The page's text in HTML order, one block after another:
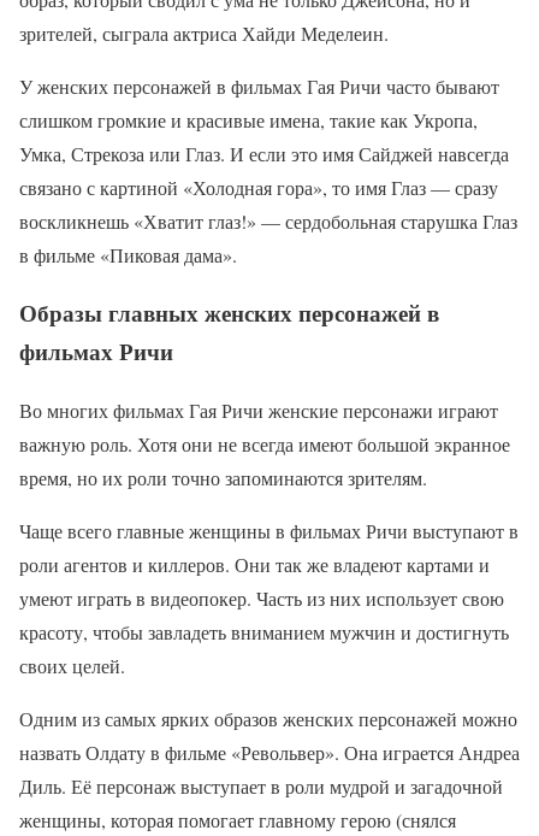
зрителей, сыграла актриса Хайди Меделеин.
У женских персонажей в фильмах Гая Ричи часто бывают
слишком громкие и красивые имена, такие как Укропа,
Умка, Стрекоза или Глаз. И если это имя Сайджей навсегда
связано с картиной «Холодная гора», то имя Глаз — сразу
воскликнешь «Хватит глаз!» — сердобольная старушка Глаз
в фильме «Пиковая дама».
Образы главных женских персонажей в
фильмах Ричи
Во многих фильмах Гая Ричи женские персонажи играют
важную роль. Хотя они не всегда имеют большой экранное
время, но их роли точно запоминаются зрителям.
Чаще всего главные женщины в фильмах Ричи выступают в
роли агентов и киллеров. Они так же владеют картами и
умеют играть в видеопокер. Часть из них использует свою
красоту, чтобы завладеть вниманием мужчин и достигнуть
своих целей.
Одним из самых ярких образов женских персонажей можно
назвать Олдату в фильме «Револьвер». Она играется Андреа
Диль. Её персонаж выступает в роли мудрой и загадочной
женщины, которая помогает главному герою (снялся